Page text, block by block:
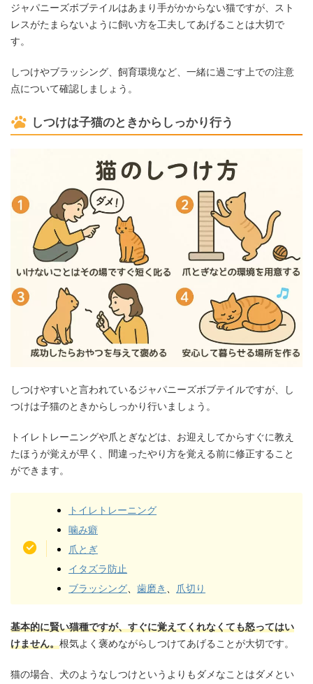
ジャパニーズボブテイルはあまり手がかからない猫ですが、スト
レスがたまらないように飼い方を工夫してあげることは大切で
す。
しつけやブラッシング、飼育環境など、一緒に過ごす上での注意
点について確認しましょう。
しつけは子猫のときからしっかり行う
しつけやすいと言われているジャパニーズボブテイルですが、し
つけは子猫のときからしっかり行いましょう。
トイレトレーニングや爪とぎなどは、お迎えしてからすぐに教え
たほうが覚えが早く、間違ったやり方を覚える前に修正すること
ができます。
トイレトレーニング
噛み癖
爪とぎ
イタズラ防止
ブラッシング 、歯磨き 爪切り
基本的に賢い猫種ですが、すぐに覚えてくれなくても怒ってはい
けません。根気よく褒めながらしつけてあげることが大切です。
猫の場合、犬のようなしつけというよりもダメなことはダメとい